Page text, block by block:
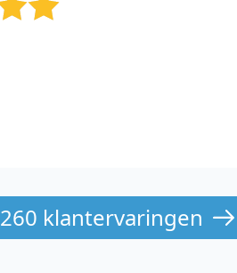
18260 klantervaringen